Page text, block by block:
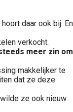
daar ook bij. En
verkocht.
meer zin om
makkelijker te
dat ze deze
ze ook nieuw